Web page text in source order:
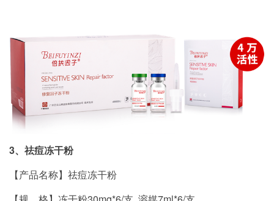
3、 祛痘冻干粉
【产品名称】祛痘冻干粉